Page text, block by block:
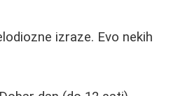
izraze. Evo nekih